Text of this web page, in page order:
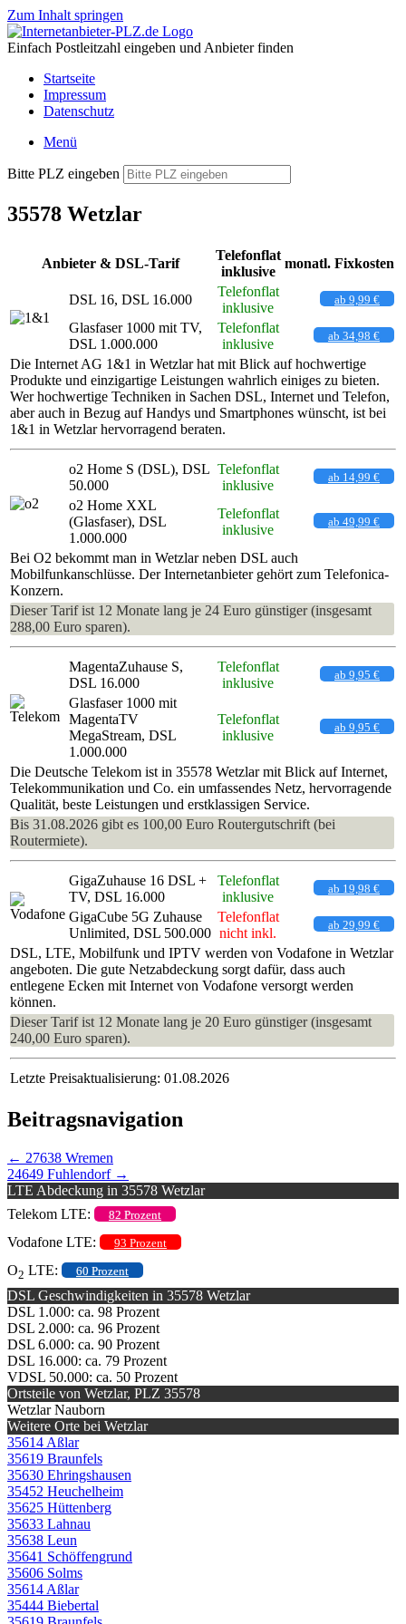
Zum Inhalt springen
Einfach Postleitzahl eingeben und Anbieter finden
Startseite
Impressum
Datenschutz
Menü
Bitte PLZ eingeben
35578 Wetzlar
Anbieter & DSL-Tarif
Telefonflat
inklusive
monatl. Fixkosten
DSL 16, DSL 16.000
Telefonflat
inklusive
ab 9,99 €
Glasfaser 1000 mit TV,
DSL 1.000.000
Telefonflat
inklusive
ab 34,98 €
Die Internet AG 1&1 in Wetzlar hat mit Blick auf hochwertige
Produkte und einzigartige Leistungen wahrlich einiges zu bieten.
Wer hochwertige Techniken in Sachen DSL, Internet und Telefon,
aber auch in Bezug auf Handys und Smartphones wünscht, ist bei
1&1 in Wetzlar hervorragend beraten.
o2 Home S (DSL), DSL
50.000
Telefonflat
inklusive
ab 14,99 €
o2 Home XXL
(Glasfaser), DSL
1.000.000
Telefonflat
inklusive
ab 49,99 €
Bei O2 bekommt man in Wetzlar neben DSL auch
Mobilfunkanschlüsse. Der Internetanbieter gehört zum Telefonica-
Konzern.
Dieser Tarif ist 12 Monate lang je 24 Euro günstiger (insgesamt
288,00 Euro sparen).
MagentaZuhause S,
DSL 16.000
Telefonflat
inklusive
ab 9,95 €
Glasfaser 1000 mit
MagentaTV
MegaStream, DSL
1.000.000
Telefonflat
inklusive
ab 9,95 €
Die Deutsche Telekom ist in 35578 Wetzlar mit Blick auf Internet,
Telekommunikation und Co. ein umfassendes Netz, hervorragende
Qualität, beste Leistungen und erstklassigen Service.
Bis 31.08.2026 gibt es 100,00 Euro Routergutschrift (bei
Routermiete).
GigaZuhause 16 DSL +
TV, DSL 16.000
Telefonflat
inklusive
ab 19,98 €
GigaCube 5G Zuhause
Unlimited, DSL 500.000
Telefonflat
nicht inkl.
ab 29,99 €
DSL, LTE, Mobilfunk und IPTV werden von Vodafone in Wetzlar
angeboten. Die gute Netzabdeckung sorgt dafür, dass auch
entlegene Ecken mit Internet von Vodafone versorgt werden
können.
Dieser Tarif ist 12 Monate lang je 20 Euro günstiger (insgesamt
240,00 Euro sparen).
Letzte Preisaktualisierung: 01.08.2026
Beitragsnavigation
← 27638 Wremen
24649 Fuhlendorf →
LTE Abdeckung in 35578 Wetzlar
Telekom LTE:
82 Prozent
Vodafone LTE: 93 Prozent
O2 LTE: 60 Prozent
DSL Geschwindigkeiten in 35578 Wetzlar
DSL 1.000: ca. 98 Prozent
DSL 2.000: ca. 96 Prozent
DSL 6.000: ca. 90 Prozent
DSL 16.000: ca. 79 Prozent
VDSL 50.000: ca. 50 Prozent
Ortsteile von Wetzlar, PLZ 35578
Wetzlar Nauborn
Weitere Orte bei Wetzlar
35614 Aßlar
35619 Braunfels
35630 Ehringshausen
35452 Heuchelheim
35625 Hüttenberg
35633 Lahnau
35638 Leun
35641 Schöffengrund
35606 Solms
35614 Aßlar
35444 Biebertal